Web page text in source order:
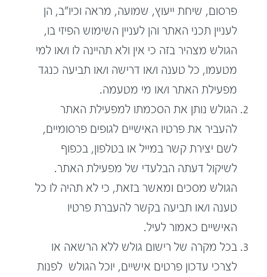
פרסום, שיחת ייעוץ, שמועה, מראה וכיו"ב, הן
לעניין תכני האתר והן לעניין השימוש הפיזי בו,
הגולש מצהיר בזה כי אין ולא תהיינה לו ו/או למי
מטעמו, כל טענה ו/או דרישה ו/או תביעה כנגד
מפעילת האתר ו/או מי מטעמה.
הגולש נותן את הסכמתו למפעילת האתר
להעביר את פרטיו האישיים לגופים פרסומיים,
לשם יצירת קשר במייל או בטלפון, בכפוף
לשיקול דעתה הבלעדי של מפעילת האתר.
הגולש מסכים ומאשר בזאת, כי לא תהיה לו כל
טענה ו/או תביעה בקשר להעברת פרטיו
האישיים כאמור לעיל.
בכל מקרה של רישום גולש ללא הרשאה או
לצרכי עדכון פרטים אישיים, יוכל הגולש לפנות